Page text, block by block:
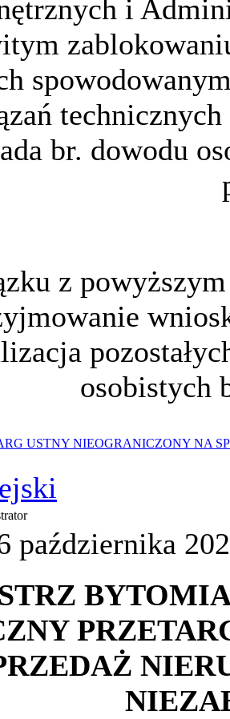
i
br. dowodu
z
osobistych
USTNY NIEOGRANICZONY NA
października